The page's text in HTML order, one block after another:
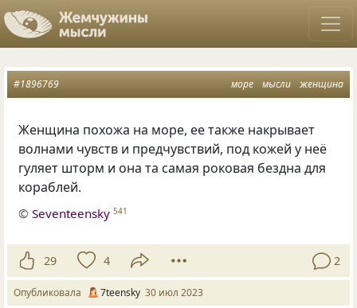
море мысли женщина
#1896769
Женщина похожа на море, ее также накрывает
волнами чувств и предчувствий, под кожей у неё
гуляет шторм и она та самая роковая бездна для
кораблей.
©Seventeensky 541
29 4 2
Опубликовала 7teensky 30 июл 2023